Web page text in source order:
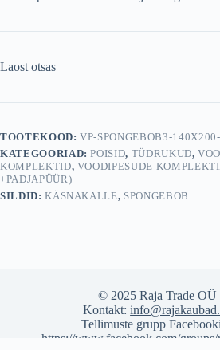
Laost otsas
TOOTEKOOD:VP-SPONGEBOB3-140X200-
KATEGOORIAD:POISID, TÜDRUKUD,
KOMPLEKTID, VOODIPESUDE
+PADJAPÜÜR)
SILDID:KÄSNAKALLE, SPONGEBOB
© 2025 Raja Trade OÜ
Kontakt:
Tellimuste grupp
https://www.facebook.com/groups/